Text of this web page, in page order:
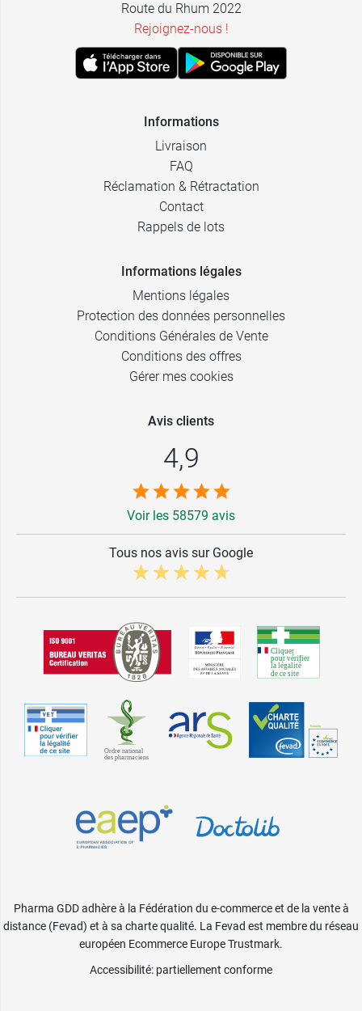
Route du Rhum 2022
Rejoignez-nous !
Informations
Livraison
FAQ
Réclamation & Rétractation
Contact
Rappels de lots
Informations légales
Mentions légales
Protection des données personnelles
Conditions Générales de Vente
Conditions des offres
Gérer mes cookies
Avis clients
4,9
Voir les 58579 avis
Tous nos avis sur Google
Pharma GDD adhère à la Fédération du e-commerce et de la vente à
distance (Fevad) et à sa charte qualité. La Fevad est membre du réseau
européen Ecommerce Europe Trustmark.
Accessibilité: partiellement conforme